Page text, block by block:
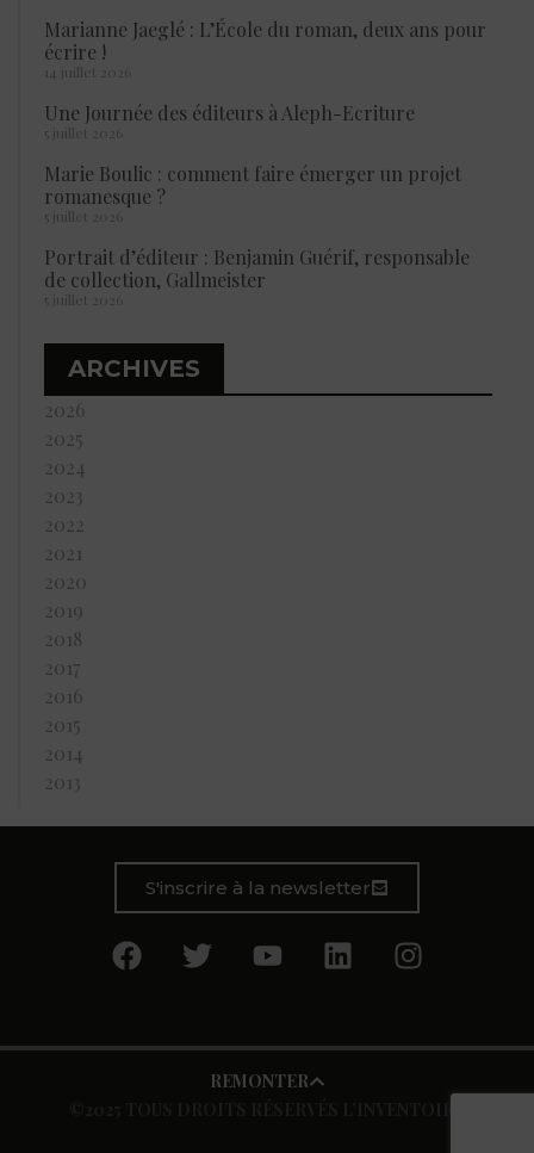
Marianne Jaeglé : L’École du roman, deux ans pour
écrire !
14 juillet 2026
Une Journée des éditeurs à Aleph-Ecriture
5 juillet 2026
Marie Boulic : comment faire émerger un projet
romanesque ?
5 juillet 2026
Portrait d’éditeur : Benjamin Guérif, responsable
de collection, Gallmeister
5 juillet 2026
ARCHIVES
2026
2025
2024
2023
2022
2021
2020
2019
2018
2017
2016
2015
2014
2013
S'inscrire à la newsletter
REMONTER